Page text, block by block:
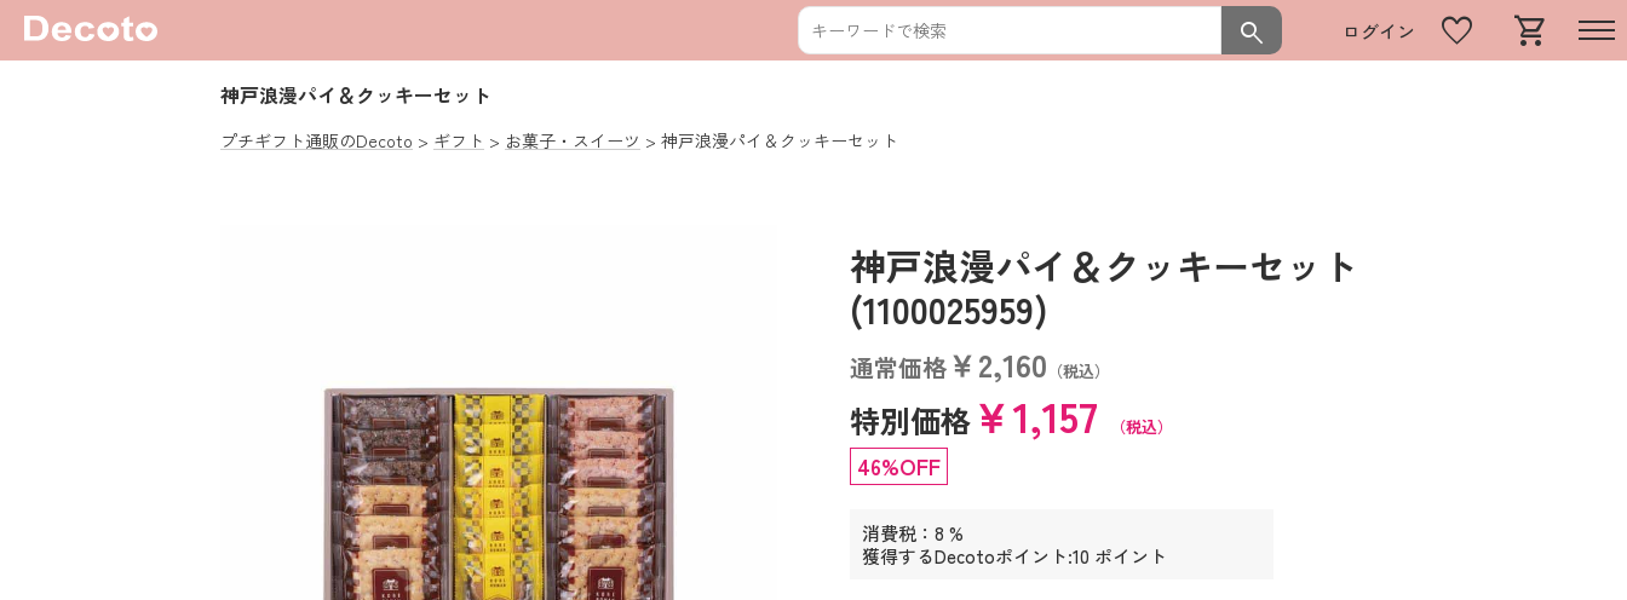
search ログイン favorite shopping_cart
神戸浪漫パイ＆クッキーセット
プチギフト通販のDecoto ギフト お菓子・スイーツ 神戸浪漫パイ＆クッキーセット
神戸浪漫パイ＆クッキーセット
(1100025959)
通常価格￥2,160 （税込）
特別価格￥1,157 （税込）
46%OFF
消費税：8 %
獲得するDecotoポイント:10 ポイント